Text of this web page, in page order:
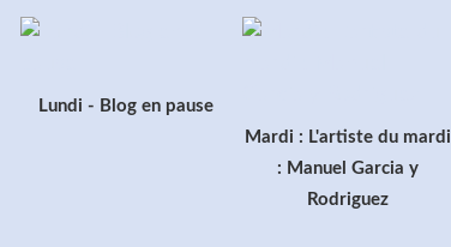
Lundi - Blog en pause
Mardi : L'artiste du mardi
: Manuel Garcia y
Rodriguez